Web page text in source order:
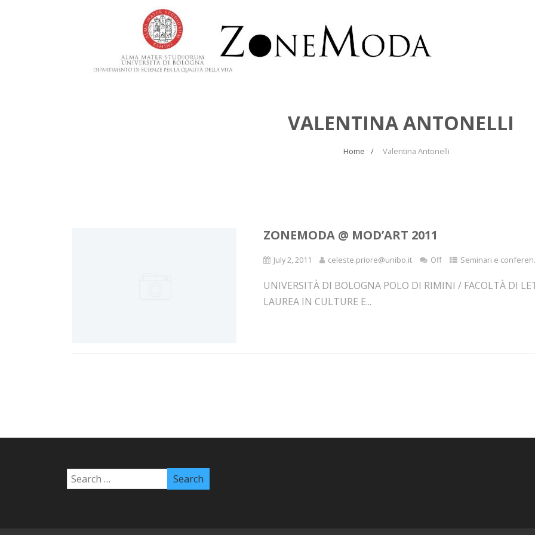
VALENTINA ANTONELLI
Home Valentina Antonelli
ZONEMODA @ MOD’ART 2011
July 2, 2011 celeste.priore@unibo.it Off Seminari e
UNIVERSITÀ DI BOLOGNA POLO DI RIMINI / FACOLTÀ DI
LAUREA IN CULTURE E...